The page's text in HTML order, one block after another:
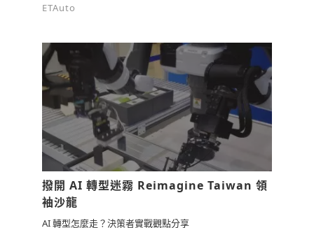
ETAuto
撥開 AI 轉型迷霧 Reimagine Taiwan 領
袖沙龍
AI 轉型怎麼走？決策者實戰觀點分享